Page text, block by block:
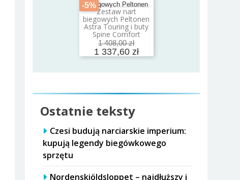
-5%
Zestaw nart
biegowych Peltonen
Astra Touring i buty
Spine Comfort
1 408,00 zł
1 337,60 zł
Dodaj do koszyka
Ostatnie teksty
Czesi budują narciarskie imperium:
kupują legendy biegówkowego
sprzętu
Nordenskiöldsloppet – najdłuższy i